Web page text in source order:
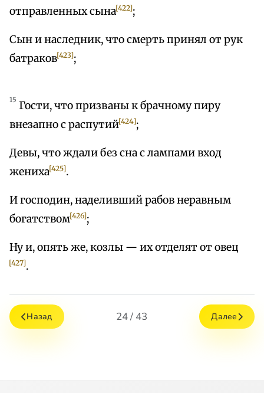
отправленных сына[422];
Сын и наследник, что смерть принял от рук
батраков[423];
15 Гости, что призваны к брачному пиру
внезапно с распутий[424];
Девы, что ждали без сна с лампами вход
жениха[425].
И господин, наделивший рабов неравным
богатством[426];
Ну и, опять же, козлы — их отделят от овец
[427].
Назад 24 / 43 Далее